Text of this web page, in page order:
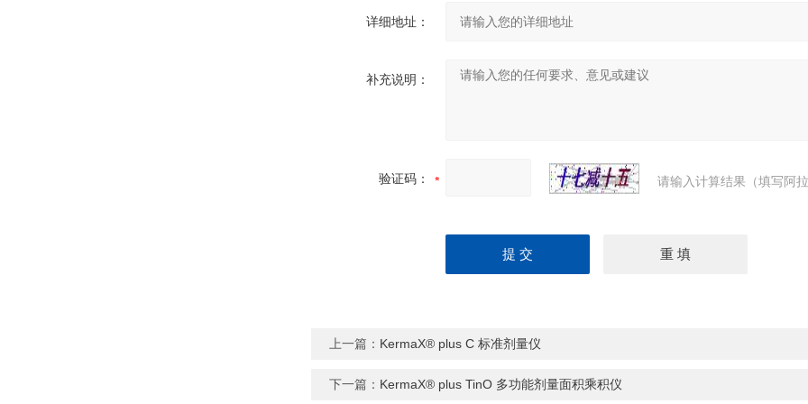
详细地址：
补充说明：
验证码： 请输入计算结果（填写阿
上一篇： KermaX® plus C 标准剂量仪
下一篇： KermaX® plus TinO 多功能剂量面积乘积仪